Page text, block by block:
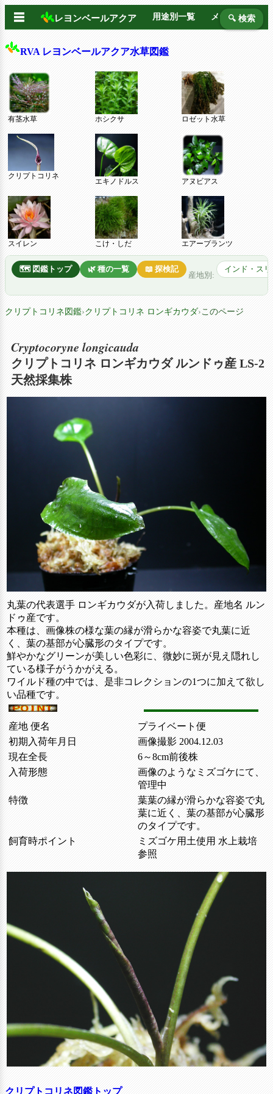
☰ レヨンベールアクア 用途別一覧 メーカー別
🔍 検索
RVA レヨンベールアクア水草図鑑
有茎水草 ホシクサ ロゼット水草
クリプトコリネ
エキノドルス アヌビアス
スイレン こけ・しだ エアープランツ
🗺️ 図鑑トップ 🌿 種の一覧 📖 探検記
産地別:
インド・ス
クリプトコリネ図鑑›クリプトコリネ ロンギカウダ› このページ
Cryptocoryne longicauda
クリプトコリネ ロンギカウダ ルンドゥ産 LS-2
天然採集株
丸葉の代表選手 ロンギカウダが入荷しました。産地名 ルン
ドゥ産です。
本種は、画像株の様な葉の縁が滑らかな容姿で丸葉に近
く、葉の基部が心臓形のタイプです。
鮮やかなグリーンが美しい色彩に、微妙に斑が見え隠れし
ている様子がうかがえる。
ワイルド種の中では、是非コレクションの1つに加えて欲し
い品種です。
産地 便名
プライベート便
初期入荷年月日
画像撮影 2004.12.03
現在全長
6～8cm前後株
入荷形態
画像のようなミズゴケにて、
管理中
特徴
葉葉の縁が滑らかな容姿で丸
葉に近く、葉の基部が心臓形
のタイプです。
飼育時ポイント
ミズゴケ用土使用 水上栽培
参照
クリプトコリネ図鑑トップ